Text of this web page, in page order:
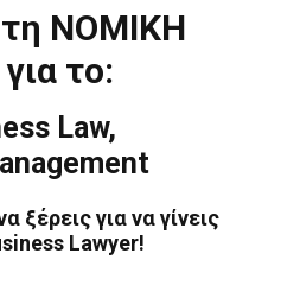
ΝΟΜΙΚΗ
το:
Law,
ξέρεις για να γίνεις
Lawyer!